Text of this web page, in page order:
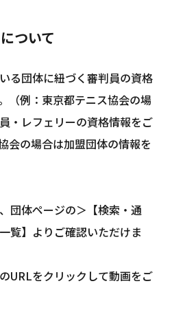
ついて
る団体に紐づく審判員の資格
（例：東京都テニス協会の場
・レフェリーの資格情報をご
会の場合は加盟団体の情報を
団体ページの＞【検索・通
覧】よりご確認いただけま
URLをクリックして動画をご